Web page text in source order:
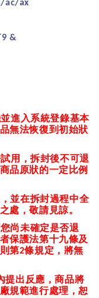
ac/ax
&
進入系統登錄基本
無法恢復到初始狀
用，拆封後不可退
品原狀的一定比例
並在拆封過程中全
處，敬請見諒。
尚未確定是否退
保護法第十九條及
第2條規定，將無
提出反應，商品將
規範進行處理，恕